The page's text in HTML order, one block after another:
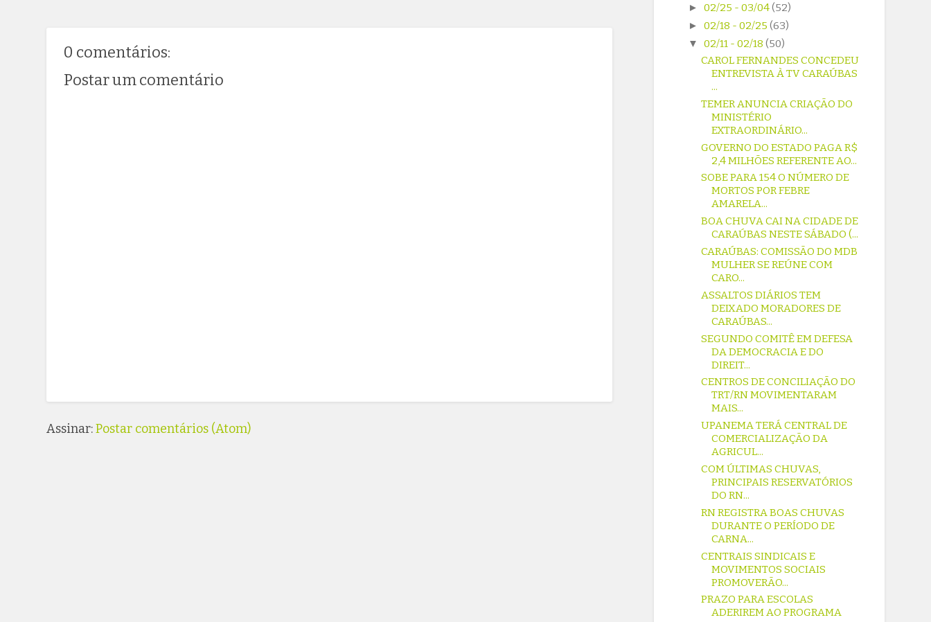
0 comentários:
Postar um comentário
Assinar:Postar comentários (Atom)
► 02/25 - 03/04(52)
► 02/18 - 02/25 (63)
▼ 02/11 - 02/18 (50)
CAROL FERNANDES CONCEDEU
ENTREVISTA À TV CARAÚBAS
...
TEMER ANUNCIA CRIAÇÃO DO
MINISTÉRIO
EXTRAORDINÁRIO...
GOVERNO DO ESTADO PAGA R$
2,4 MILHÕES REFERENTE AO...
SOBE PARA 154 O NÚMERO DE
MORTOS POR FEBRE
AMARELA...
BOA CHUVA CAI NA CIDADE DE
CARAÚBAS NESTE SÁBADO (...
CARAÚBAS: COMISSÃO DO MDB
MULHER SE REÚNE COM
CARO...
ASSALTOS DIÁRIOS TEM
DEIXADO MORADORES DE
CARAÚBAS...
SEGUNDO COMITÊ EM DEFESA
DA DEMOCRACIA E DO
DIREIT...
CENTROS DE CONCILIAÇÃO DO
TRT/RN MOVIMENTARAM
MAIS...
UPANEMA TERÁ CENTRAL DE
COMERCIALIZAÇÃO DA
AGRICUL...
COM ÚLTIMAS CHUVAS,
PRINCIPAIS RESERVATÓRIOS
DO RN...
RN REGISTRA BOAS CHUVAS
DURANTE O PERÍODO DE
CARNA...
CENTRAIS SINDICAIS E
MOVIMENTOS SOCIAIS
PROMOVERÃO...
PRAZO PARA ESCOLAS
ADERIREM AO PROGRAMA